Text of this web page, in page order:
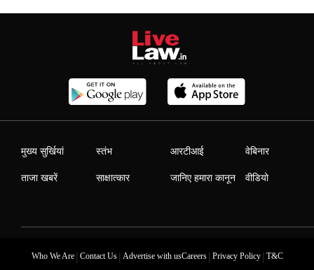
मुख्य सुर्खियां
ताजा खबरें
स्तंभ
साक्षात्कार
आरटीआई
जानिए हमारा कानून
वेबिनार
वीडियो
Who We Are| Contact Us| Advertise with usCareers| Privacy Policy| T&C